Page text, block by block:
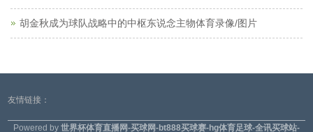
胡金秋成为球队战略中的中枢东说念主物体育录像/图片
友情链接：
Powered by 世界杯体育直播网-买球网-bt888买球赛-hg体育足球-全讯买球站-